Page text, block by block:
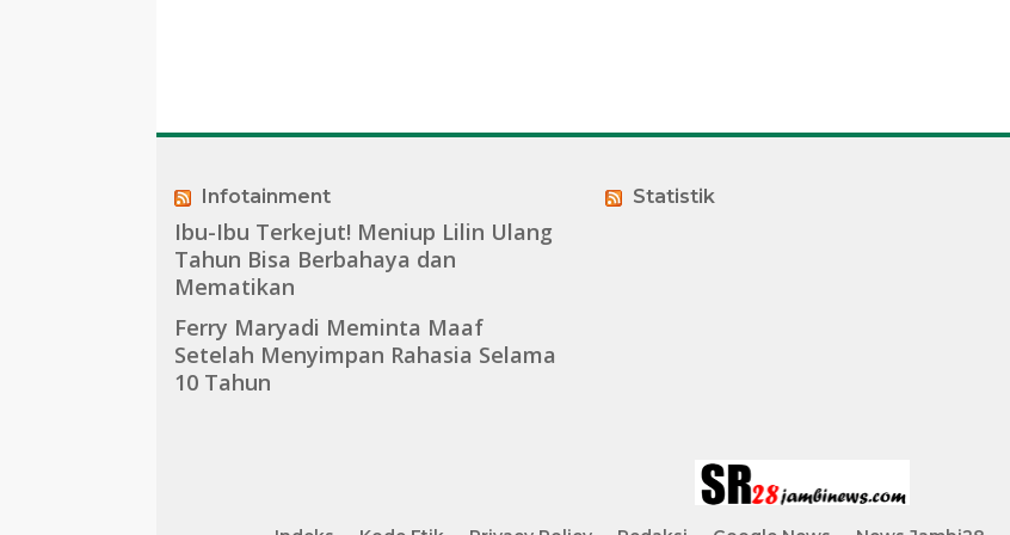
Infotainment
Ibu-Ibu Terkejut! Meniup Lilin Ulang
Tahun Bisa Berbahaya dan
Mematikan
Ferry Maryadi Meminta Maaf
Setelah Menyimpan Rahasia Selama
10 Tahun
Statistik